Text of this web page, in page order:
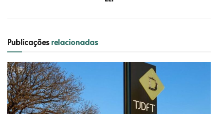
Publicaçõesrelacionadas